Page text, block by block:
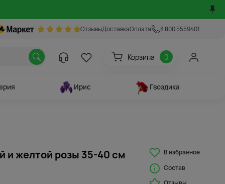
ОтзывыДоставкаОплата 8 800 5559401
Корзина 0
Ирис Гвоздика
и желтой розы 35-40 см
В избранное
Состав